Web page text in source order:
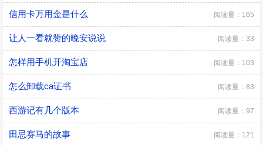
信用卡万用金是什么 阅读量：165
让人一看就赞的晚安说说 阅读量：33
怎样用手机开淘宝店 阅读量：103
怎么卸载ca证书 阅读量：83
西游记有几个版本 阅读量：97
田忌赛马的故事 阅读量：121